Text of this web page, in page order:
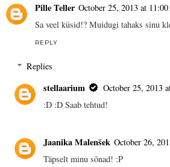
Pille Teller October 25, 2013 at
Sa veel küsid!? Muidugi tahaks sinu
REPLY
Replies
stellaarium
October 25, 2013
:D :D Saab tehtud!
Jaanika Malenšek October 26,
Täpselt minu sõnad! :P